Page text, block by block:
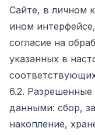
Сайте, в личном
ином
согласие на
указанных в
6.2.
данными: сбор,
накопление,